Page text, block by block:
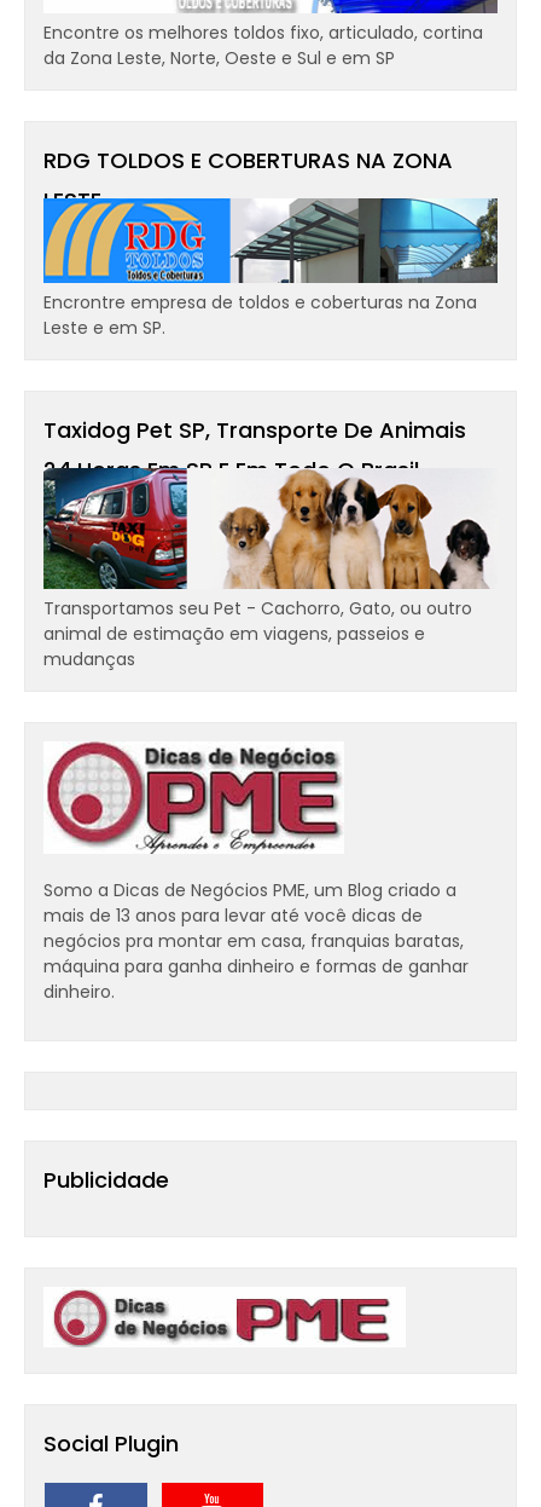
Encontre os melhores toldos fixo, articulado, cortina
da Zona Leste, Norte, Oeste e Sul e em SP
RDG TOLDOS E COBERTURAS NA ZONA
LESTE
Encrontre empresa de toldos e coberturas na Zona
Leste e em SP.
Taxidog Pet SP, Transporte De Animais
24 Horas Em SP E Em Todo O Brasil -
Transportamos Cães, Gatos
Transportamos seu Pet - Cachorro, Gato, ou outro
animal de estimação em viagens, passeios e
mudanças
Somo a Dicas de Negócios PME, um Blog criado a
mais de 13 anos para levar até você dicas de
negócios pra montar em casa, franquias baratas,
máquina para ganha dinheiro e formas de ganhar
dinheiro.
Publicidade
Social Plugin